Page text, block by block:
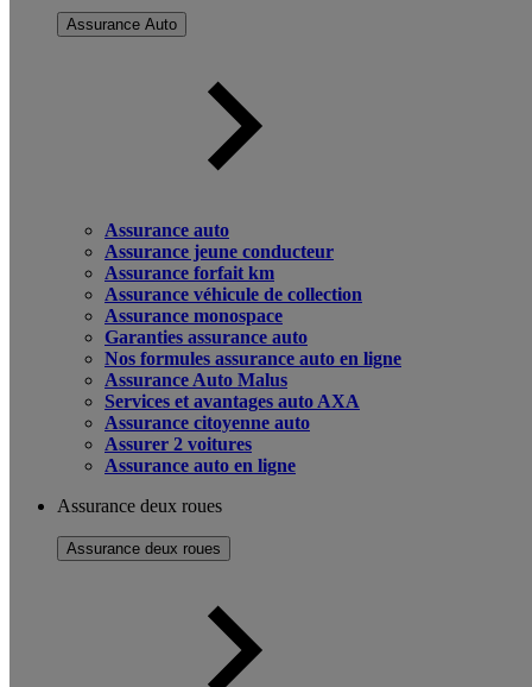
Assurance Auto
Assurance auto
Assurance jeune conducteur
Assurance forfait km
Assurance véhicule de collection
Assurance monospace
Garanties assurance auto
Nos formules assurance auto en ligne
Assurance Auto Malus
Services et avantages auto AXA
Assurance citoyenne auto
Assurer 2 voitures
Assurance auto en ligne
Assurance deux roues
Assurance deux roues